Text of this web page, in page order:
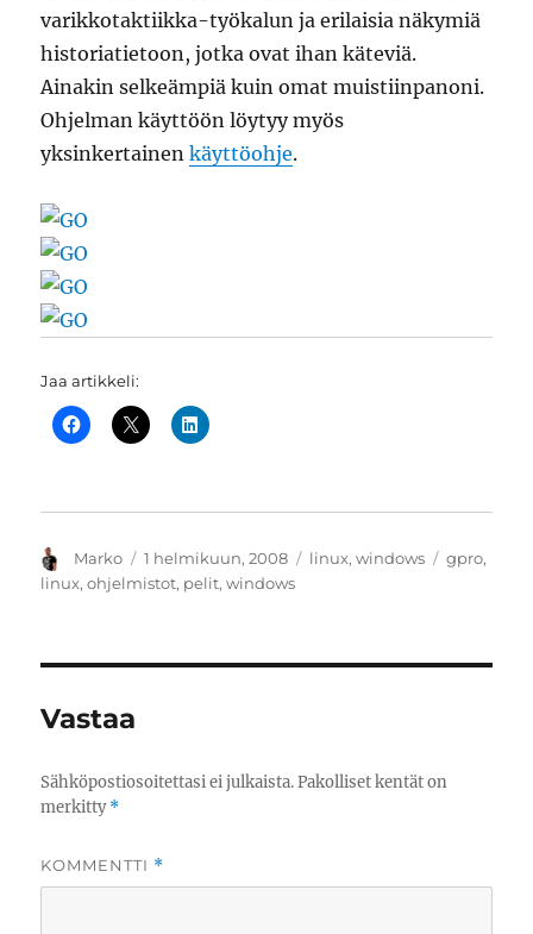
varikkotaktiikka-työkalun ja erilaisia näkymiä
historiatietoon, jotka ovat ihan käteviä.
Ainakin selkeämpiä kuin omat muistiinpanoni.
Ohjelman käyttöön löytyy myös
yksinkertainenkäyttöohje.
Jaa artikkeli:
Kirjoittaja
Marko Julkaistu
1 helmikuun, 2008 Kategoriat
linux,windows Avainsanat
gpro,
linux,ohjelmistot, pelit,windows
Vastaa
Sähköpostiosoitettasi ei julkaista. Pakolliset kentät on
merkitty*
KOMMENTTI *